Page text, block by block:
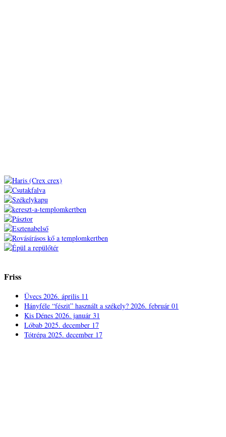
Friss
Üvecs 2026. április 11
Hányféle “fészit” használt a székely? 2026. február 01
Kis Dénes 2026. január 31
Lóbab 2025. december 17
Tótrépa 2025. december 17